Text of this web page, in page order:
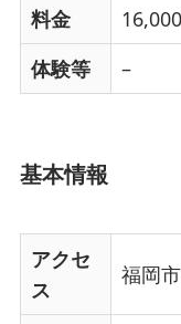
料金
体験等
–
基本情報
アクセ
ス
福岡